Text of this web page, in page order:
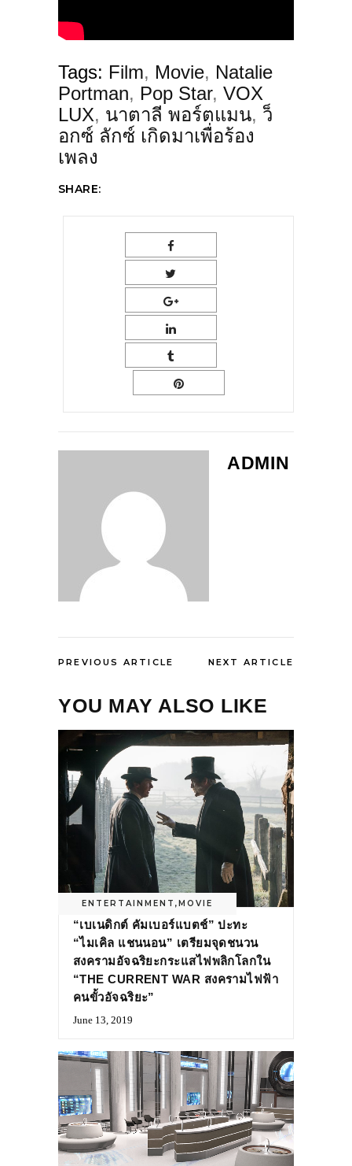
Tags: Film, Movie, Natalie
Portman, Pop Star, VOX
LUX, นาตาลี พอร์ตแมน, ว็
อกซ์ ลักซ์ เกิดมาเพื่อร้อง
เพลง
SHARE:
ADMIN
PREVIOUS ARTICLE NEXT ARTICLE
YOU MAY ALSO LIKE
ENTERTAINMENT ,MOVIE
“เบเนดิกต์ คัมเบอร์แบตช์” ปะทะ
“ไมเคิล แชนนอน” เตรียมจุดชนวน
สงครามอัจฉริยะกระแสไฟพลิกโลกใน
“THE CURRENT WAR สงครามไฟฟ้า
คนขั้วอัจฉริยะ”
June 13, 2019